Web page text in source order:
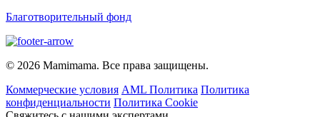
Благотворительный фонд
© 2026 Mamimama. Все права защищены.
Коммерческие условия AML Политика Политика
конфиденциальности Политика Cookie